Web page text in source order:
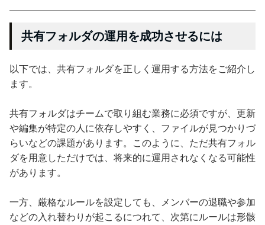
共有フォルダの運用を成功させるには
以下では、共有フォルダを正しく運用する方法をご紹介し
ます。
共有フォルダはチームで取り組む業務に必須ですが、更新
や編集が特定の人に依存しやすく、ファイルが見つかりづ
らいなどの課題があります。このように、ただ共有フォル
ダを用意しただけでは、将来的に運用されなくなる可能性
があります。
一方、厳格なルールを設定しても、メンバーの退職や参加
などの入れ替わりが起こるにつれて、次第にルールは形骸